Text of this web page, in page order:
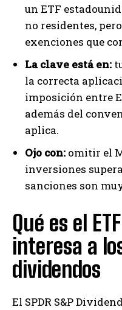
un ETF
no residentes,
exenciones que
La clave está en:
la correcta
imposición entre
además del
aplica.
Ojo con: omitir el
inversiones
sanciones son
Qué es el
interesa a
dividendos
El SPDR S&P